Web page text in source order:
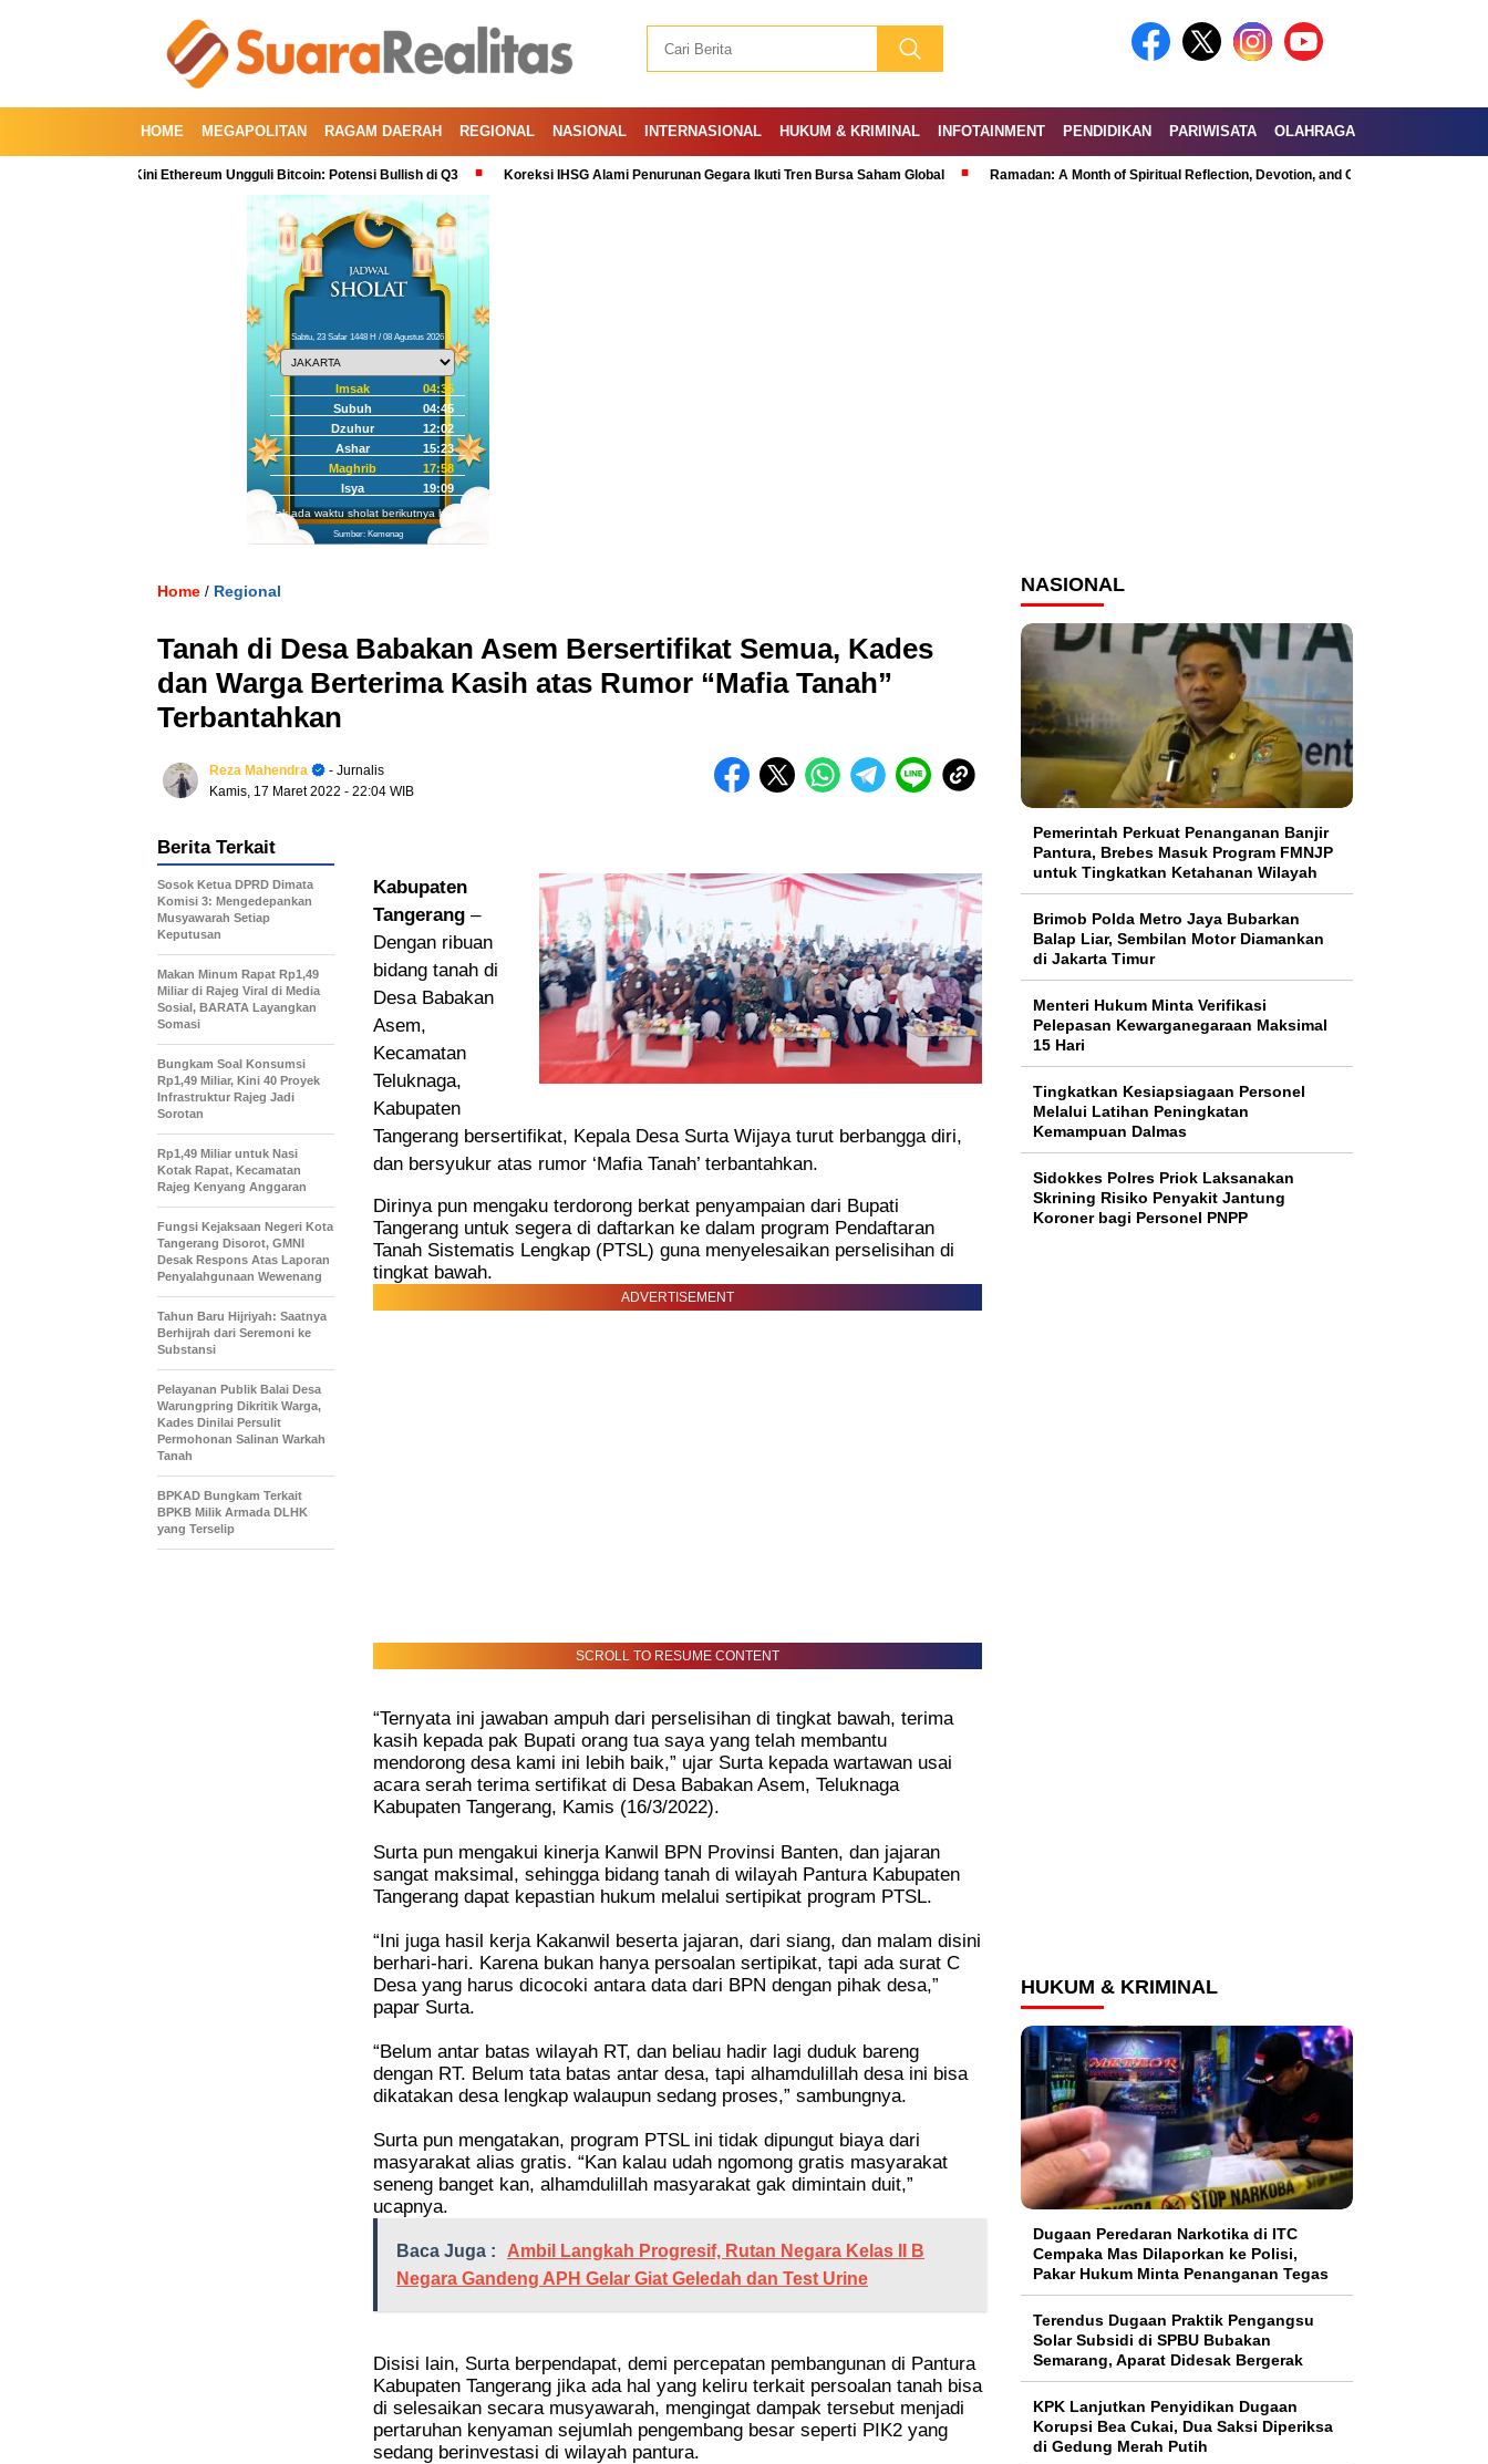
HOME MEGAPOLITAN RAGAM DAERAH REGIONAL NASIONAL INTERNASIONAL HUKUM & KRIMINAL INFOTAINMENT PENDIDIKAN PARIWISATA OLAHRAGA
Kedua, Kini Ethereum Ungguli Bitcoin: Potensi Bullish di Q3 Koreksi IHSG Alami Penurunan Gegara Ikuti Tren Bursa Saham Global Ramadan: A Month of Spiritual Reflection, Devotion, and Charity
Sabtu, 23 Safar 1448 H / 08 Agustus 2026
Imsak
04:35
Subuh
04:45
Dzuhur
12:02
Ashar
15:23
Maghrib
17:58
Isya
19:09
Tidak ada waktu sholat berikutnya hari ini.
Sumber: Kemenag
Home / Regional
Tanah di Desa Babakan Asem Bersertifikat Semua, Kades
dan Warga Berterima Kasih atas Rumor “Mafia Tanah”
Terbantahkan
Reza Mahendra
- Jurnalis
Kamis, 17 Maret 2022 - 22:04 WIB
Kabupaten
Tangerang –
Dengan ribuan
bidang tanah di
Desa Babakan
Asem,
Kecamatan
Teluknaga,
Kabupaten
Tangerang bersertifikat, Kepala Desa Surta Wijaya turut berbangga diri,
dan bersyukur atas rumor ‘Mafia Tanah’ terbantahkan.
Dirinya pun mengaku terdorong berkat penyampaian dari Bupati
Tangerang untuk segera di daftarkan ke dalam program Pendaftaran
Tanah Sistematis Lengkap (PTSL) guna menyelesaikan perselisihan di
tingkat bawah.
ADVERTISEMENT
SCROLL TO RESUME CONTENT
“Ternyata ini jawaban ampuh dari perselisihan di tingkat bawah, terima
kasih kepada pak Bupati orang tua saya yang telah membantu
mendorong desa kami ini lebih baik,” ujar Surta kepada wartawan usai
acara serah terima sertifikat di Desa Babakan Asem, Teluknaga
Kabupaten Tangerang, Kamis (16/3/2022).
Surta pun mengakui kinerja Kanwil BPN Provinsi Banten, dan jajaran
sangat maksimal, sehingga bidang tanah di wilayah Pantura Kabupaten
Tangerang dapat kepastian hukum melalui sertipikat program PTSL.
“Ini juga hasil kerja Kakanwil beserta jajaran, dari siang, dan malam disini
berhari-hari. Karena bukan hanya persoalan sertipikat, tapi ada surat C
Desa yang harus dicocoki antara data dari BPN dengan pihak desa,”
papar Surta.
“Belum antar batas wilayah RT, dan beliau hadir lagi duduk bareng
dengan RT. Belum tata batas antar desa, tapi alhamdulillah desa ini bisa
dikatakan desa lengkap walaupun sedang proses,” sambungnya.
Surta pun mengatakan, program PTSL ini tidak dipungut biaya dari
masyarakat alias gratis. “Kan kalau udah ngomong gratis masyarakat
seneng banget kan, alhamdulillah masyarakat gak dimintain duit,”
ucapnya.
Baca Juga :
Ambil Langkah Progresif, Rutan Negara Kelas II B
Negara Gandeng APH Gelar Giat Geledah dan Test Urine
Disisi lain, Surta berpendapat, demi percepatan pembangunan di Pantura
Kabupaten Tangerang jika ada hal yang keliru terkait persoalan tanah bisa
di selesaikan secara musyawarah, mengingat dampak tersebut menjadi
pertaruhan kenyaman sejumlah pengembang besar seperti PIK2 yang
sedang berinvestasi di wilayah pantura.
Berita Terkait
Sosok Ketua DPRD Dimata
Komisi 3: Mengedepankan
Musyawarah Setiap
Keputusan
Makan Minum Rapat Rp1,49
Miliar di Rajeg Viral di Media
Sosial, BARATA Layangkan
Somasi
Bungkam Soal Konsumsi
Rp1,49 Miliar, Kini 40 Proyek
Infrastruktur Rajeg Jadi
Sorotan
Rp1,49 Miliar untuk Nasi
Kotak Rapat, Kecamatan
Rajeg Kenyang Anggaran
Fungsi Kejaksaan Negeri Kota
Tangerang Disorot, GMNI
Desak Respons Atas Laporan
Penyalahgunaan Wewenang
Tahun Baru Hijriyah: Saatnya
Berhijrah dari Seremoni ke
Substansi
Pelayanan Publik Balai Desa
Warungpring Dikritik Warga,
Kades Dinilai Persulit
Permohonan Salinan Warkah
Tanah
BPKAD Bungkam Terkait
BPKB Milik Armada DLHK
yang Terselip
NASIONAL
Pemerintah Perkuat Penanganan Banjir
Pantura, Brebes Masuk Program FMNJP
untuk Tingkatkan Ketahanan Wilayah
Brimob Polda Metro Jaya Bubarkan
Balap Liar, Sembilan Motor Diamankan
di Jakarta Timur
Menteri Hukum Minta Verifikasi
Pelepasan Kewarganegaraan Maksimal
15 Hari
Tingkatkan Kesiapsiagaan Personel
Melalui Latihan Peningkatan
Kemampuan Dalmas
Sidokkes Polres Priok Laksanakan
Skrining Risiko Penyakit Jantung
Koroner bagi Personel PNPP
HUKUM & KRIMINAL
Dugaan Peredaran Narkotika di ITC
Cempaka Mas Dilaporkan ke Polisi,
Pakar Hukum Minta Penanganan Tegas
Terendus Dugaan Praktik Pengangsu
Solar Subsidi di SPBU Bubakan
Semarang, Aparat Didesak Bergerak
KPK Lanjutkan Penyidikan Dugaan
Korupsi Bea Cukai, Dua Saksi Diperiksa
di Gedung Merah Putih